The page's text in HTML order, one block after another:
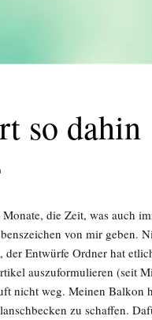
so dahin
die Zeit, was auch
von mir geben.
der Entwürfe Ordner hat
auszuformulieren (seit
nicht weg. Meinen Balkon
zu schaffen.